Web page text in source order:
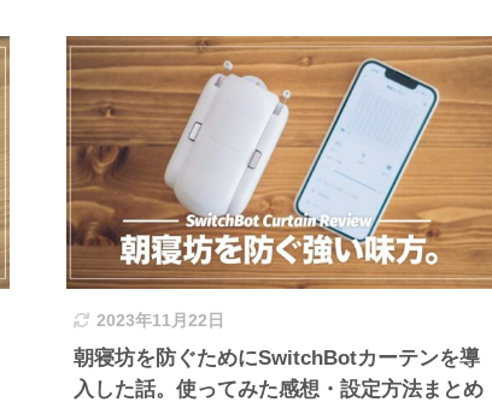
2023年11月22日
朝寝坊を防ぐためにSwitchBotカーテンを導
入した話。使ってみた感想・設定方法まとめ